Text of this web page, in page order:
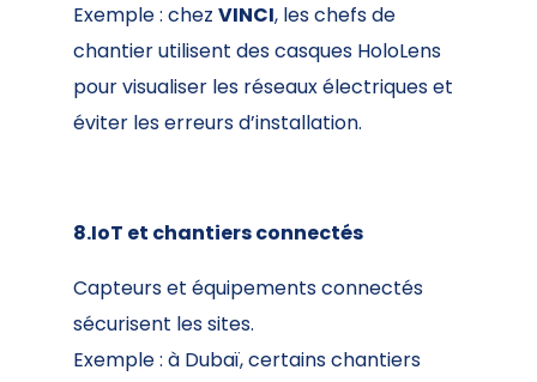
Exemple : chez VINCI, les chefs de
chantier utilisent des casques HoloLens
pour visualiser les réseaux électriques et
éviter les erreurs d’installation.
8.IoT et chantiers connectés
Capteurs et équipements connectés
sécurisent les sites.
Exemple : à Dubaï, certains chantiers